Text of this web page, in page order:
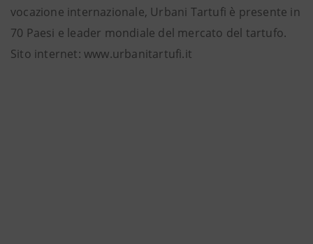
vocazione internazionale, Urbani Tartufi è presente in
70 Paesi e leader mondiale del mercato del tartufo.
Sito internet: www.urbanitartufi.it